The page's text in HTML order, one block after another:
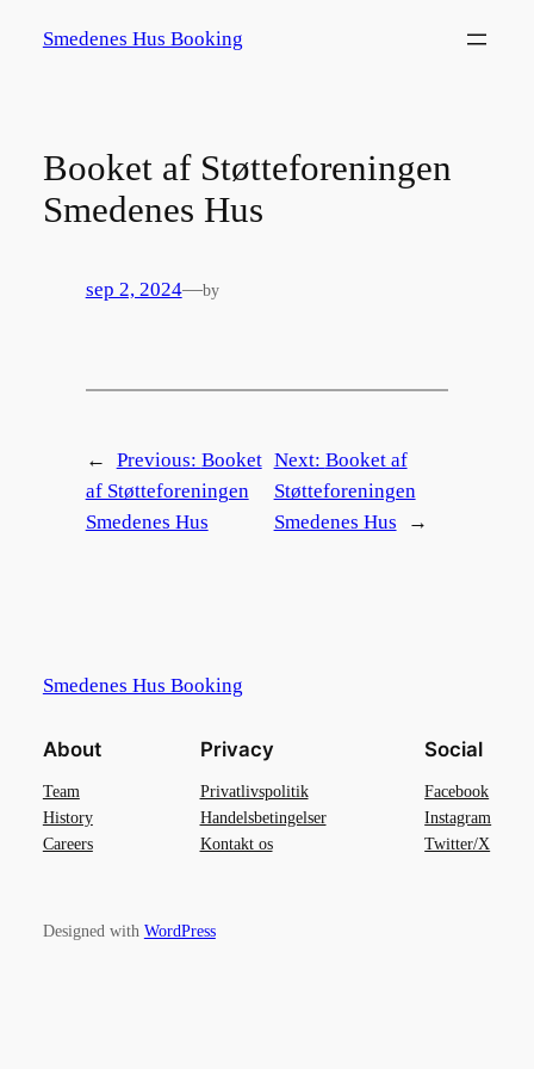
Smedenes Hus Booking
Booket af Støtteforeningen
Smedenes Hus
sep 2, 2024—by
← Previous: Booket
af Støtteforeningen
Smedenes Hus
Next: Booket af
Støtteforeningen
Smedenes Hus
→
Smedenes Hus Booking
About
Team
History
Careers
Privacy
Privatlivspolitik
Handelsbetingelser
Kontakt os
Social
Facebook
Instagram
Twitter/X
Designed with WordPress